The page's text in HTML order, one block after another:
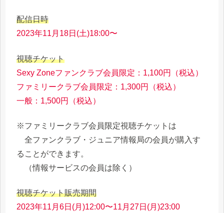
配信日時
2023年11月18日(土)18:00〜
視聴チケット
Sexy Zoneファンクラブ会員限定：1,100円（税込）
ファミリークラブ会員限定：1,300円（税込）
一般：1,500円（税込）
※ファミリークラブ会員限定視聴チケットは
全ファンクラブ・ジュニア情報局の会員が購入す
ることができます。
（情報サービスの会員は除く）
視聴チケット販売期間
2023年11月6日(月)12:00〜11月27日(月)23:00